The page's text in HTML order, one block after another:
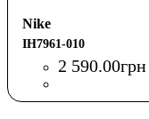
Nike
IH7961-010
2 590.00грн